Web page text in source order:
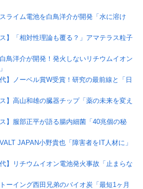
ライム電池を白鳥洋介が開発「水に溶け
】「相対性理論も覆る？」アマテラス粒子
鳥洋介が開発！発火しないリチウムイオン
】ノーベル賞W受賞！研究の最前線と「日
】高山和雄の臓器チップ「薬の未来を変え
】服部正平が語る腸内細菌「40兆個の秘
JAPAN小野貴也「障害者をIT人材に」
】リチウムイオン電池発火事故「止まらな
ーイング西田兄弟のバイオ炭「最短1ヶ月